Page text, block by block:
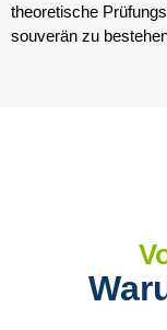
theoretische
souverän zu